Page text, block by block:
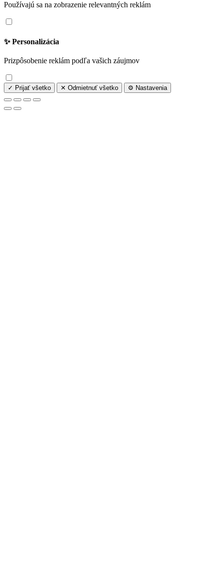
Používajú sa na zobrazenie relevantných reklám
✨ Personalizácia
Prizpôsobenie reklám podľa vašich záujmov
✓ Prijať všetko ✕ Odmietnuť všetko ⚙️ Nastavenia